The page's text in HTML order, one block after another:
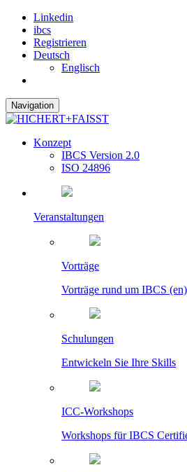
Linkedin
ibcs
Registrieren
Deutsch
Englisch
Navigation
Konzept
IBCS Version 2.0
ISO 24896
Veranstaltungen
Vorträge
Vorträge rund um IBCS (en)
Schulungen
Entwickeln Sie Ihre Skills
ICC-Workshops
Workshops für IBCS